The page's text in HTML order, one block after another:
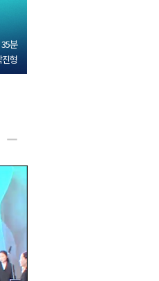
)
)
)
)
)
분
형
remove
게